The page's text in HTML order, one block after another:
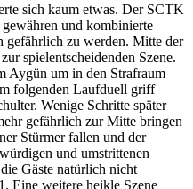
sich kaum etwas. Der SCTK
und kombinierte
gefährlich zu werden. Mitte der
spielentscheidenden Szene.
Aygün um in den Strafraum
folgenden Laufduell griff
Wenige Schritte später
gefährlich zur Mitte bringen
Stürmer fallen und der
und umstrittenen
Gäste natürlich nicht
Eine weitere heikle Szene